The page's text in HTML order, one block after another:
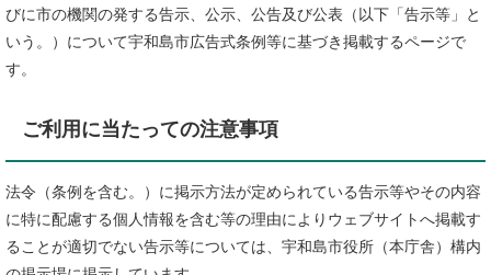
びに市の機関の発する告示、公示、公告及び公表（以下「告示等」と
いう。）について宇和島市広告式条例等に基づき掲載するページで
す。
ご利用に当たっての注意事項
法令（条例を含む。）に掲示方法が定められている告示等やその内容
に特に配慮する個人情報を含む等の理由によりウェブサイトへ掲載す
ることが適切でない告示等については、宇和島市役所（本庁舎）構内